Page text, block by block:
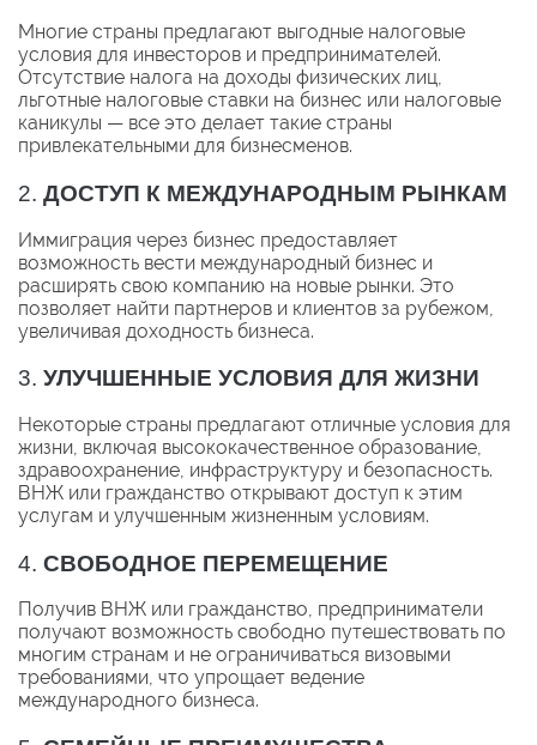
Многие страны предлагают выгодные налоговые
условия для инвесторов и предпринимателей.
Отсутствие налога на доходы физических лиц,
льготные налоговые ставки на бизнес или налоговые
каникулы — все это делает такие страны
привлекательными для бизнесменов.
2. ДОСТУП К МЕЖДУНАРОДНЫМ РЫНКАМ
Иммиграция через бизнес предоставляет
возможность вести международный бизнес и
расширять свою компанию на новые рынки. Это
позволяет найти партнеров и клиентов за рубежом,
увеличивая доходность бизнеса.
3. УЛУЧШЕННЫЕ УСЛОВИЯ ДЛЯ ЖИЗНИ
Некоторые страны предлагают отличные условия для
жизни, включая высококачественное образование,
здравоохранение, инфраструктуру и безопасность.
ВНЖ или гражданство открывают доступ к этим
услугам и улучшенным жизненным условиям.
4. СВОБОДНОЕ ПЕРЕМЕЩЕНИЕ
Получив ВНЖ или гражданство, предприниматели
получают возможность свободно путешествовать по
многим странам и не ограничиваться визовыми
требованиями, что упрощает ведение
международного бизнеса.